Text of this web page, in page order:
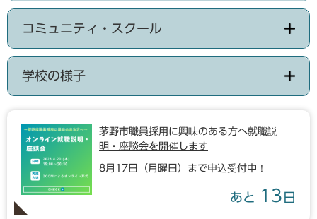
コミュニティ・スクール
学校の様子
茅野市職員採用に興味のある方へ就職説
明・座談会を開催します
8月17日（月曜日）まで申込受付中！
あと 13 日